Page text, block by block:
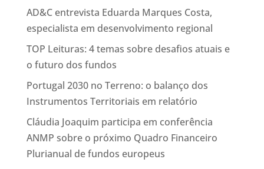
AD&C entrevista Eduarda Marques Costa,
especialista em desenvolvimento regional
TOP Leituras: 4 temas sobre desafios atuais e
o futuro dos fundos
Portugal 2030 no Terreno: o balanço dos
Instrumentos Territoriais em relatório
Cláudia Joaquim participa em conferência
ANMP sobre o próximo Quadro Financeiro
Plurianual de fundos europeus